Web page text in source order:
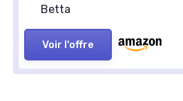
Betta
Voir l'offre